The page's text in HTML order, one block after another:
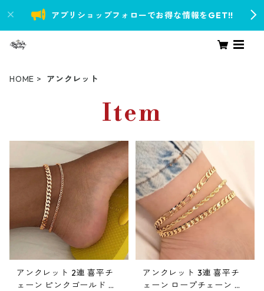
アプリショップフォローでお得な情報をGET!!
HOME アンクレット
Item
アンクレット 2連 喜平チ
ェーン ピンクゴールド ア
アンクレット 3連 喜平チ
ェーン ロープチェーン フ